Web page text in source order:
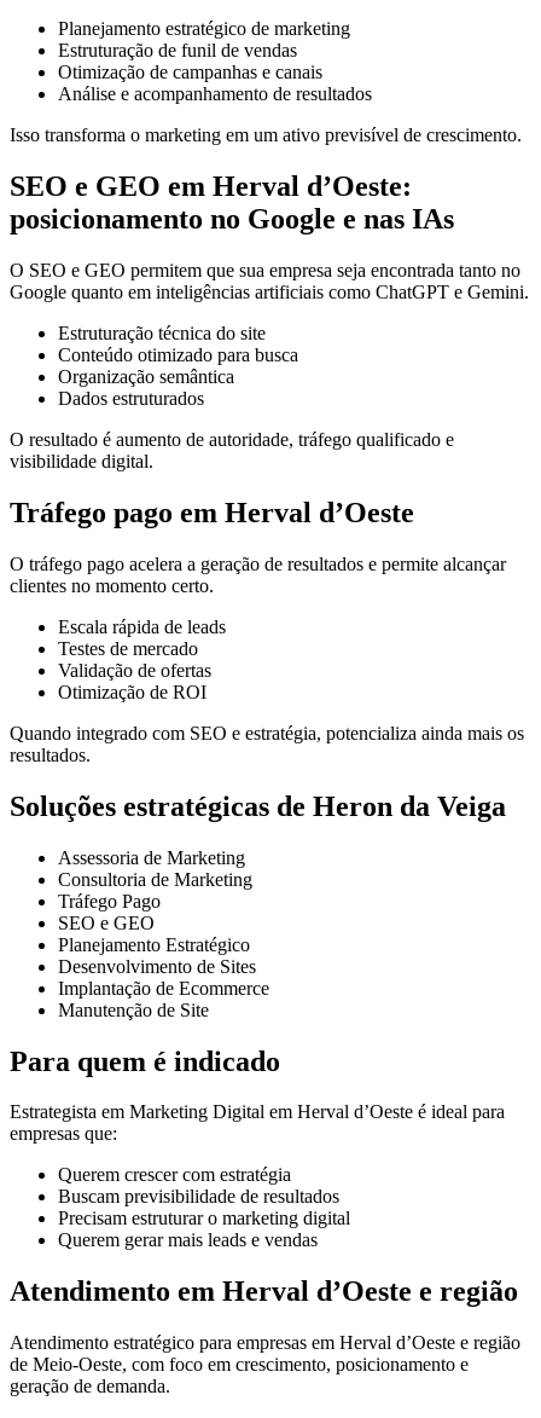
Planejamento estratégico de marketing
Estruturação de funil de vendas
Otimização de campanhas e canais
Análise e acompanhamento de resultados
Isso transforma o marketing em um ativo previsível de crescimento.
SEO e GEO em Herval d’Oeste:
posicionamento no Google e nas IAs
O SEO e GEO permitem que sua empresa seja encontrada tanto no
Google quanto em inteligências artificiais como ChatGPT e Gemini.
Estruturação técnica do site
Conteúdo otimizado para busca
Organização semântica
Dados estruturados
O resultado é aumento de autoridade, tráfego qualificado e
visibilidade digital.
Tráfego pago em Herval d’Oeste
O tráfego pago acelera a geração de resultados e permite alcançar
clientes no momento certo.
Escala rápida de leads
Testes de mercado
Validação de ofertas
Otimização de ROI
Quando integrado com SEO e estratégia, potencializa ainda mais os
resultados.
Soluções estratégicas de Heron da Veiga
Assessoria de Marketing
Consultoria de Marketing
Tráfego Pago
SEO e GEO
Planejamento Estratégico
Desenvolvimento de Sites
Implantação de Ecommerce
Manutenção de Site
Para quem é indicado
Estrategista em Marketing Digital em Herval d’Oeste é ideal para
empresas que:
Querem crescer com estratégia
Buscam previsibilidade de resultados
Precisam estruturar o marketing digital
Querem gerar mais leads e vendas
Atendimento em Herval d’Oeste e região
Atendimento estratégico para empresas em Herval d’Oeste e região
de Meio-Oeste, com foco em crescimento, posicionamento e
geração de demanda.